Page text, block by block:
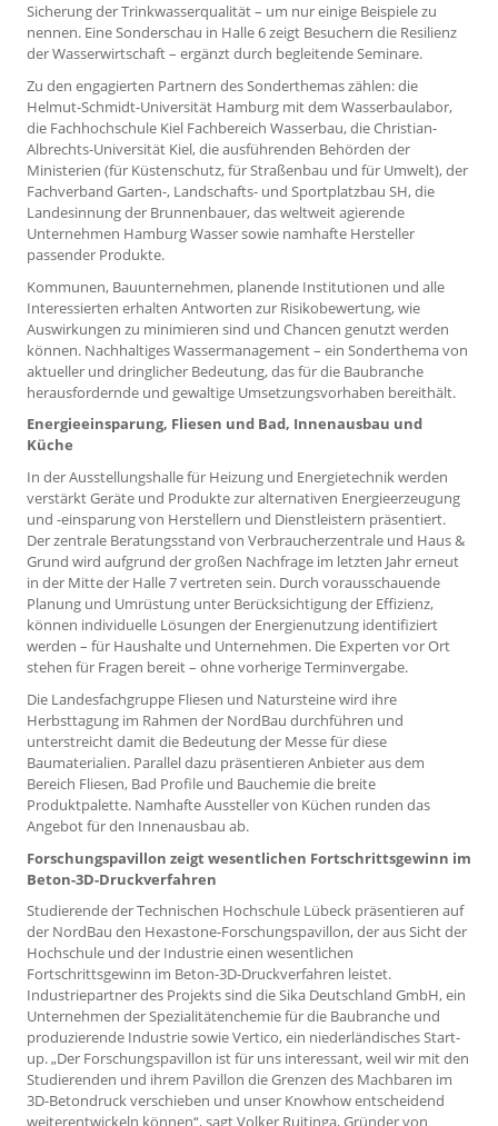
Sicherung der Trinkwasserqualität – um nur einige Beispiele zu
nennen. Eine Sonderschau in Halle 6 zeigt Besuchern die Resilienz
der Wasserwirtschaft – ergänzt durch begleitende Seminare.
Zu den engagierten Partnern des Sonderthemas zählen: die
Helmut-Schmidt-Universität Hamburg mit dem Wasserbaulabor,
die Fachhochschule Kiel Fachbereich Wasserbau, die Christian-
Albrechts-Universität Kiel, die ausführenden Behörden der
Ministerien (für Küstenschutz, für Straßenbau und für Umwelt), der
Fachverband Garten-, Landschafts- und Sportplatzbau SH, die
Landesinnung der Brunnenbauer, das weltweit agierende
Unternehmen Hamburg Wasser sowie namhafte Hersteller
passender Produkte.
Kommunen, Bauunternehmen, planende Institutionen und alle
Interessierten erhalten Antworten zur Risikobewertung, wie
Auswirkungen zu minimieren sind und Chancen genutzt werden
können. Nachhaltiges Wassermanagement – ein Sonderthema von
aktueller und dringlicher Bedeutung, das für die Baubranche
herausfordernde und gewaltige Umsetzungsvorhaben bereithält.
Energieeinsparung, Fliesen und Bad, Innenausbau und
Küche
In der Ausstellungshalle für Heizung und Energietechnik werden
verstärkt Geräte und Produkte zur alternativen Energieerzeugung
und -einsparung von Herstellern und Dienstleistern präsentiert.
Der zentrale Beratungsstand von Verbraucherzentrale und Haus &
Grund wird aufgrund der großen Nachfrage im letzten Jahr erneut
in der Mitte der Halle 7 vertreten sein. Durch vorausschauende
Planung und Umrüstung unter Berücksichtigung der Effizienz,
können individuelle Lösungen der Energienutzung identifiziert
werden – für Haushalte und Unternehmen. Die Experten vor Ort
stehen für Fragen bereit – ohne vorherige Terminvergabe.
Die Landesfachgruppe Fliesen und Natursteine wird ihre
Herbsttagung im Rahmen der NordBau durchführen und
unterstreicht damit die Bedeutung der Messe für diese
Baumaterialien. Parallel dazu präsentieren Anbieter aus dem
Bereich Fliesen, Bad Profile und Bauchemie die breite
Produktpalette. Namhafte Aussteller von Küchen runden das
Angebot für den Innenausbau ab.
Forschungspavillon zeigt wesentlichen Fortschrittsgewinn im
Beton-3D-Druckverfahren
Studierende der Technischen Hochschule Lübeck präsentieren auf
der NordBau den Hexastone-Forschungspavillon, der aus Sicht der
Hochschule und der Industrie einen wesentlichen
Fortschrittsgewinn im Beton-3D-Druckverfahren leistet.
Industriepartner des Projekts sind die Sika Deutschland GmbH, ein
Unternehmen der Spezialitätenchemie für die Baubranche und
produzierende Industrie sowie Vertico, ein niederländisches Start-
up. „Der Forschungspavillon ist für uns interessant, weil wir mit den
Studierenden und ihrem Pavillon die Grenzen des Machbaren im
3D-Betondruck verschieben und unser Knowhow entscheidend
weiterentwickeln können“, sagt Volker Ruitinga, Gründer von